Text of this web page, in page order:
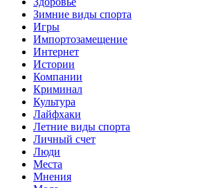
Зимние виды спорта
Игры
Импортозамещение
Интернет
Истории
Компании
Криминал
Культура
Лайфхаки
Летние виды спорта
Личный счет
Люди
Места
Мнения